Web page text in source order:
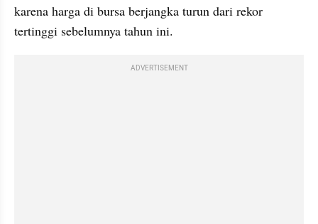
karena harga di bursa berjangka turun dari rekor
tertinggi sebelumnya tahun ini.
ADVERTISEMENT